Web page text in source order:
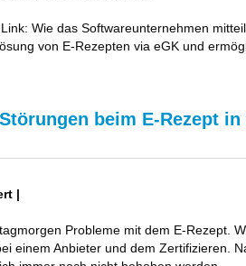
Wie das Softwareunternehmen
von E-Rezepten via eGK und
beim E-Rezept in
|
Probleme mit dem E-Rezept.
einem Anbieter und dem Zertifizieren.